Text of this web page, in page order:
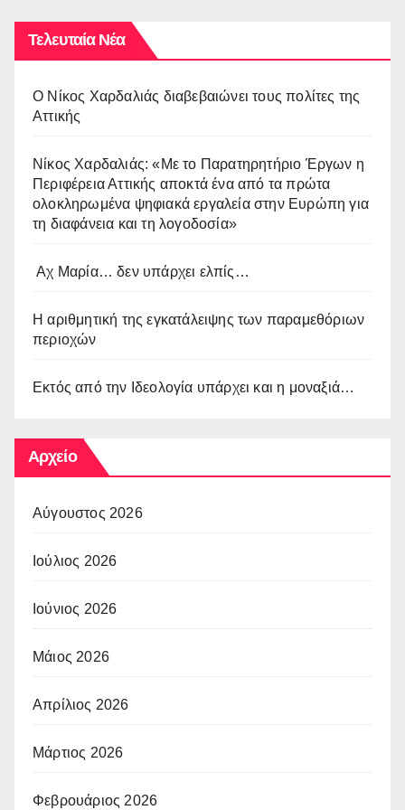
Τελευταία Νέα
O Νίκος Χαρδαλιάς διαβεβαιώνει τους πολίτες της
Αττικής
Νίκος Χαρδαλιάς: «Με το Παρατηρητήριο Έργων η
Περιφέρεια Αττικής αποκτά ένα από τα πρώτα
ολοκληρωμένα ψηφιακά εργαλεία στην Ευρώπη για
τη διαφάνεια και τη λογοδοσία»
Αχ Μαρία… δεν υπάρχει ελπίς…
Η αριθμητική της εγκατάλειψης των παραμεθόριων
περιοχών
Εκτός από την Ιδεολογία υπάρχει και η μοναξιά…
Αρχείο
Αύγουστος 2026
Ιούλιος 2026
Ιούνιος 2026
Μάιος 2026
Απρίλιος 2026
Μάρτιος 2026
Φεβρουάριος 2026